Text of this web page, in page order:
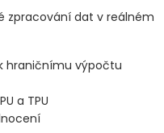
zpracování dat v reálném
hraničnímu výpočtu
a TPU